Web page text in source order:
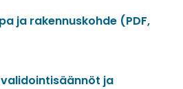
ja rakennuskohde (PDF,
ja